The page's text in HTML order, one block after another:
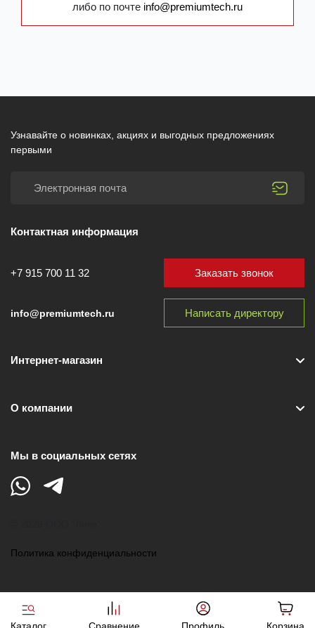
Каталог Сравнение Профиль Корзина
либо по почте info@premiumtech.ru
Узнавайте о новинках, акциях и выгодных предложениях
первыми
Контактная информация
+7 915 700 11 32
info@premiumtech.ru
Заказать звонок
Написать директору
Интернет-магазин
О компании
Мы в социальных сетях
Политика конфиденциальности